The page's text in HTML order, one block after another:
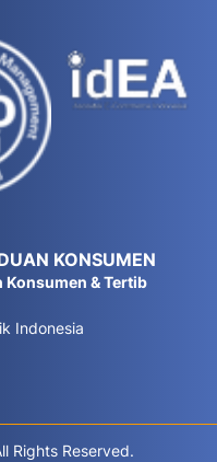
KONSUMEN
& Tertib
Indonesia
Rights Reserved.